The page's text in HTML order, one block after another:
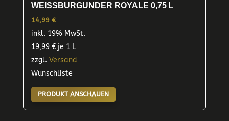
WEISSBURGUNDER ROYALE 0,75 L
14,99 €
inkl. 19% MwSt.
19,99 €je 1 L
zzgl. Versand
Wunschliste
PRODUKT ANSCHAUEN